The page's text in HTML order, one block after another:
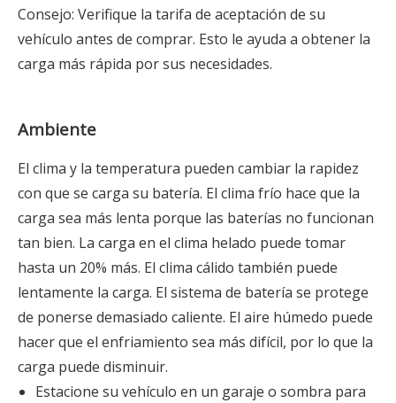
Consejo: Verifique la tarifa de aceptación de su
vehículo antes de comprar. Esto le ayuda a obtener la
carga más rápida por sus necesidades.
Ambiente
El clima y la temperatura pueden cambiar la rapidez
con que se carga su batería. El clima frío hace que la
carga sea más lenta porque las baterías no funcionan
tan bien. La carga en el clima helado puede tomar
hasta un 20% más. El clima cálido también puede
lentamente la carga. El sistema de batería se protege
de ponerse demasiado caliente. El aire húmedo puede
hacer que el enfriamiento sea más difícil, por lo que la
carga puede disminuir.
Estacione su vehículo en un garaje o sombra para